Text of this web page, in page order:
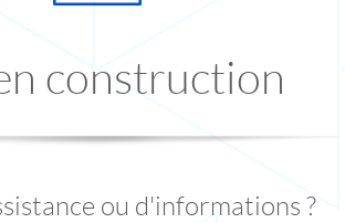
construction
ou d'informations ?